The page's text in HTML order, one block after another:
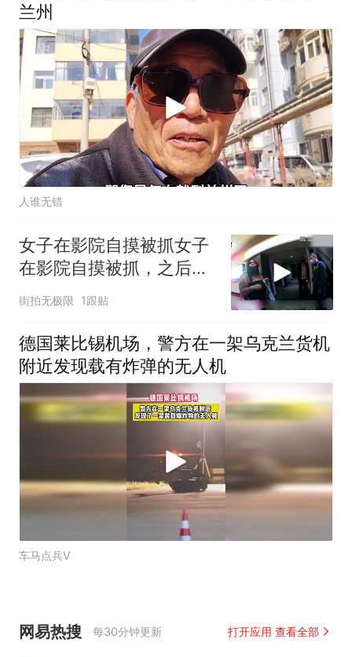
兰州
人谁无错
女子在影院自摸被抓女子
在影院自摸被抓，之后跟
警察狡辩
街拍无极限 1跟贴
德国莱比锡机场，警方在一架乌克兰货机
附近发现载有炸弹的无人机
车马点兵V
网易热搜 每30分钟更新 打开应用 查看全部